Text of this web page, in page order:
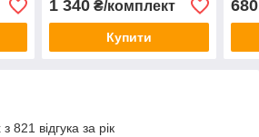
1 340₴/комплект
Купити
680
821 відгука за рік